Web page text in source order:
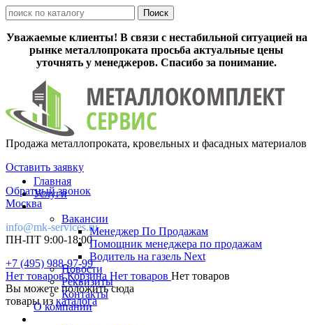
Уважаемые клиенты! В связи с нестабильной ситуацией на
рынке металлопроката просьба актуальные цены
уточнять у менеджеров. Спасибо за понимание.
Продажа металлопроката, кровельных и фасадных материалов
Оставить заявку
Обратный звонок
Москва
info@mk-services.ru
ПН-ПТ 9:00-18:00
+7 (495) 988-97-99
Нет товаровКорзина Нет товаров Нет товаров
Вы можете положить сюда
товары из каталога
Главная
Услуги
Вакансии
Менеджер По Продажам
Помощник менеджера по продажам
Водитель на газель Next
Новости
Реквизиты
Контакты
О компании